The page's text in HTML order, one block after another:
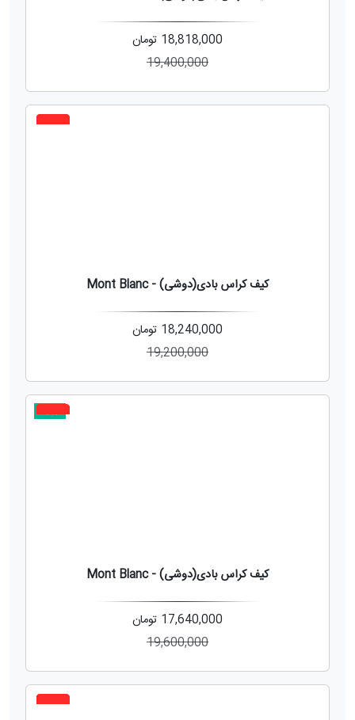
18,818,000 تومان
19,400,000
کیف کراس بادی(دوشی) - Mont Blanc
18,240,000 تومان
19,200,000
جدید
کیف کراس بادی(دوشی) - Mont Blanc
17,640,000 تومان
19,600,000